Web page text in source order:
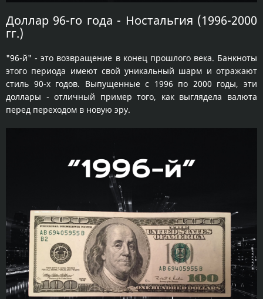
Доллар 96-го года - Ностальгия (1996-2000
гг.)
"96-й" - это возвращение в конец прошлого века. Банкноты
этого периода имеют свой уникальный шарм и отражают
стиль 90-х годов. Выпущенные с 1996 по 2000 годы, эти
доллары - отличный пример того, как выглядела валюта
перед переходом в новую эру.